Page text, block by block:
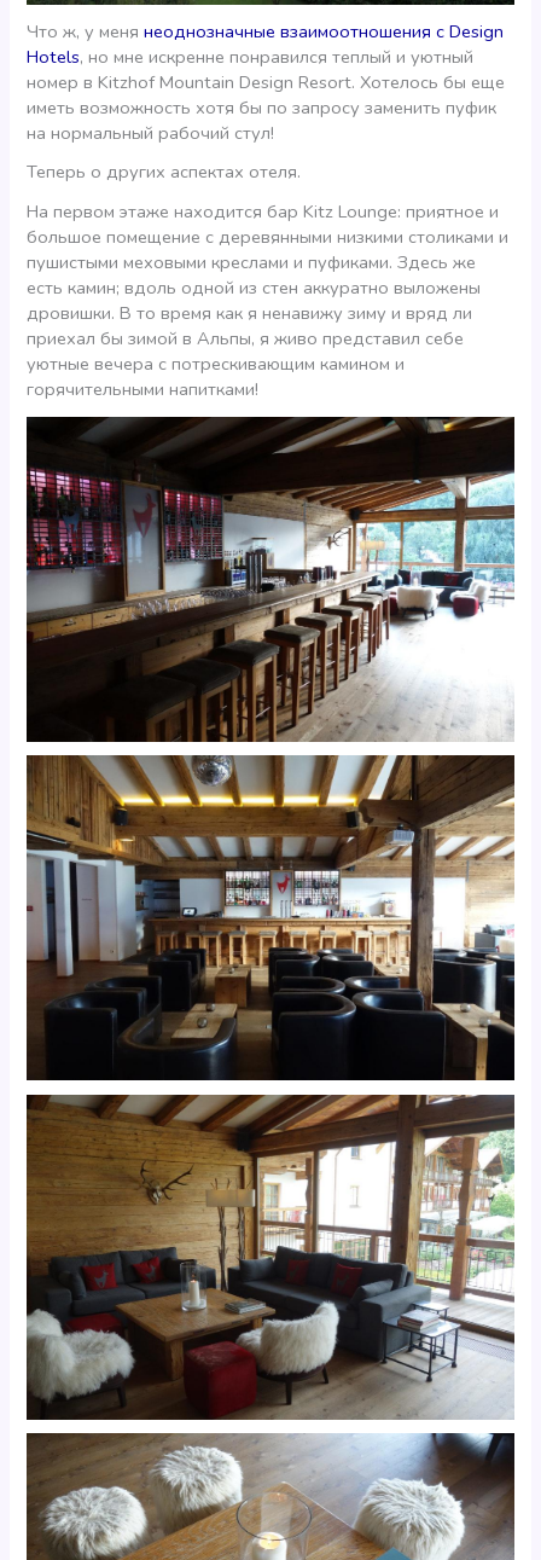
Что ж, у менянеоднозначные взаимоотношения с Design
Hotels, но мне искренне понравился теплый и уютный
номер в Kitzhof Mountain Design Resort. Хотелось бы еще
иметь возможность хотя бы по запросу заменить пуфик
на нормальный рабочий стул!
Теперь о других аспектах отеля.
На первом этаже находится бар Kitz Lounge: приятное и
большое помещение с деревянными низкими столиками и
пушистыми меховыми креслами и пуфиками. Здесь же
есть камин; вдоль одной из стен аккуратно выложены
дровишки. В то время как я ненавижу зиму и вряд ли
приехал бы зимой в Альпы, я живо представил себе
уютные вечера с потрескивающим камином и
горячительными напитками!